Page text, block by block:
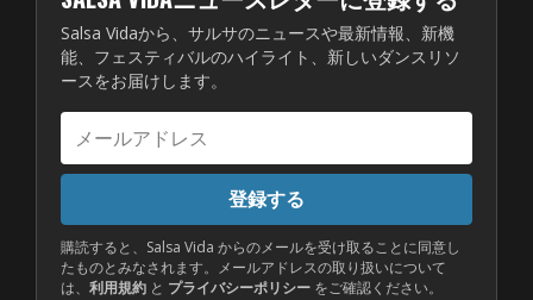
Salsa Vidaから、サルサのニュースや最新情報、新機
能、フェスティバルのハイライト、新しいダンスリソ
ースをお届けします。
ー
ル
ア
ド
レ
登録する
購読すると、Salsa Vida からのメールを受け取ることに同意し
たものとみなされます。メールアドレスの取り扱いについて
は、 利用規約 と プライバシーポリシー をご確認ください。